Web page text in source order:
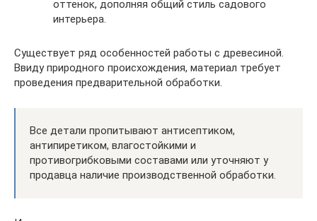
оттенок, дополняя общий стиль садового
интерьера.
Существует ряд особенностей работы с древесиной.
Ввиду природного происхождения, материал требует
проведения предварительной обработки.
Все детали пропитывают антисептиком,
антипиретиком, влагостойкими и
противогрибковыми составами или уточняют у
продавца наличие производственной обработки.